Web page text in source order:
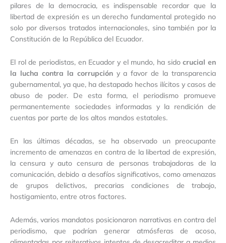
pilares de la democracia, es indispensable recordar que la
libertad de expresión es un derecho fundamental protegido no
solo por diversos tratados internacionales, sino también por la
Constitución de la República del Ecuador.
El rol de periodistas, en Ecuador y el mundo, ha sidocrucial en
la lucha contra la corrupcióny a favor de la transparencia
gubernamental, ya que, ha destapado hechos ilícitos y casos de
abuso de poder. De esta forma, el periodismo promueve
permanentemente sociedades informadas y la rendición de
cuentas por parte de los altos mandos estatales.
En las últimas décadas, se ha observado un preocupante
incremento de amenazas en contra de la libertad de expresión,
la censura y auto censura de personas trabajadoras de la
comunicación, debido a desafíos significativos, como amenazas
de grupos delictivos, precarias condiciones de trabajo,
hostigamiento, entre otros factores.
Además, varios mandatos posicionaron narrativas en contra del
periodismo, que podrían generar atmósferas de acoso,